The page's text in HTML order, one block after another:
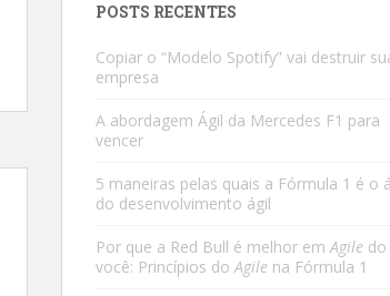
POSTS RECENTES
Copiar o “Modelo Spotify” vai destruir
empresa
A abordagem Ágil da Mercedes F1 para
vencer
5 maneiras pelas quais a Fórmula 1 é o
do desenvolvimento ágil
Por que a Red Bull é melhor emAgile do
você: Princípios doAgile na Fórmula 1